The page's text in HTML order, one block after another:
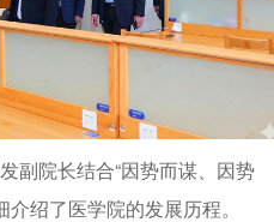
副院长结合“因势而谋、因势
绍了医学院的发展历程。